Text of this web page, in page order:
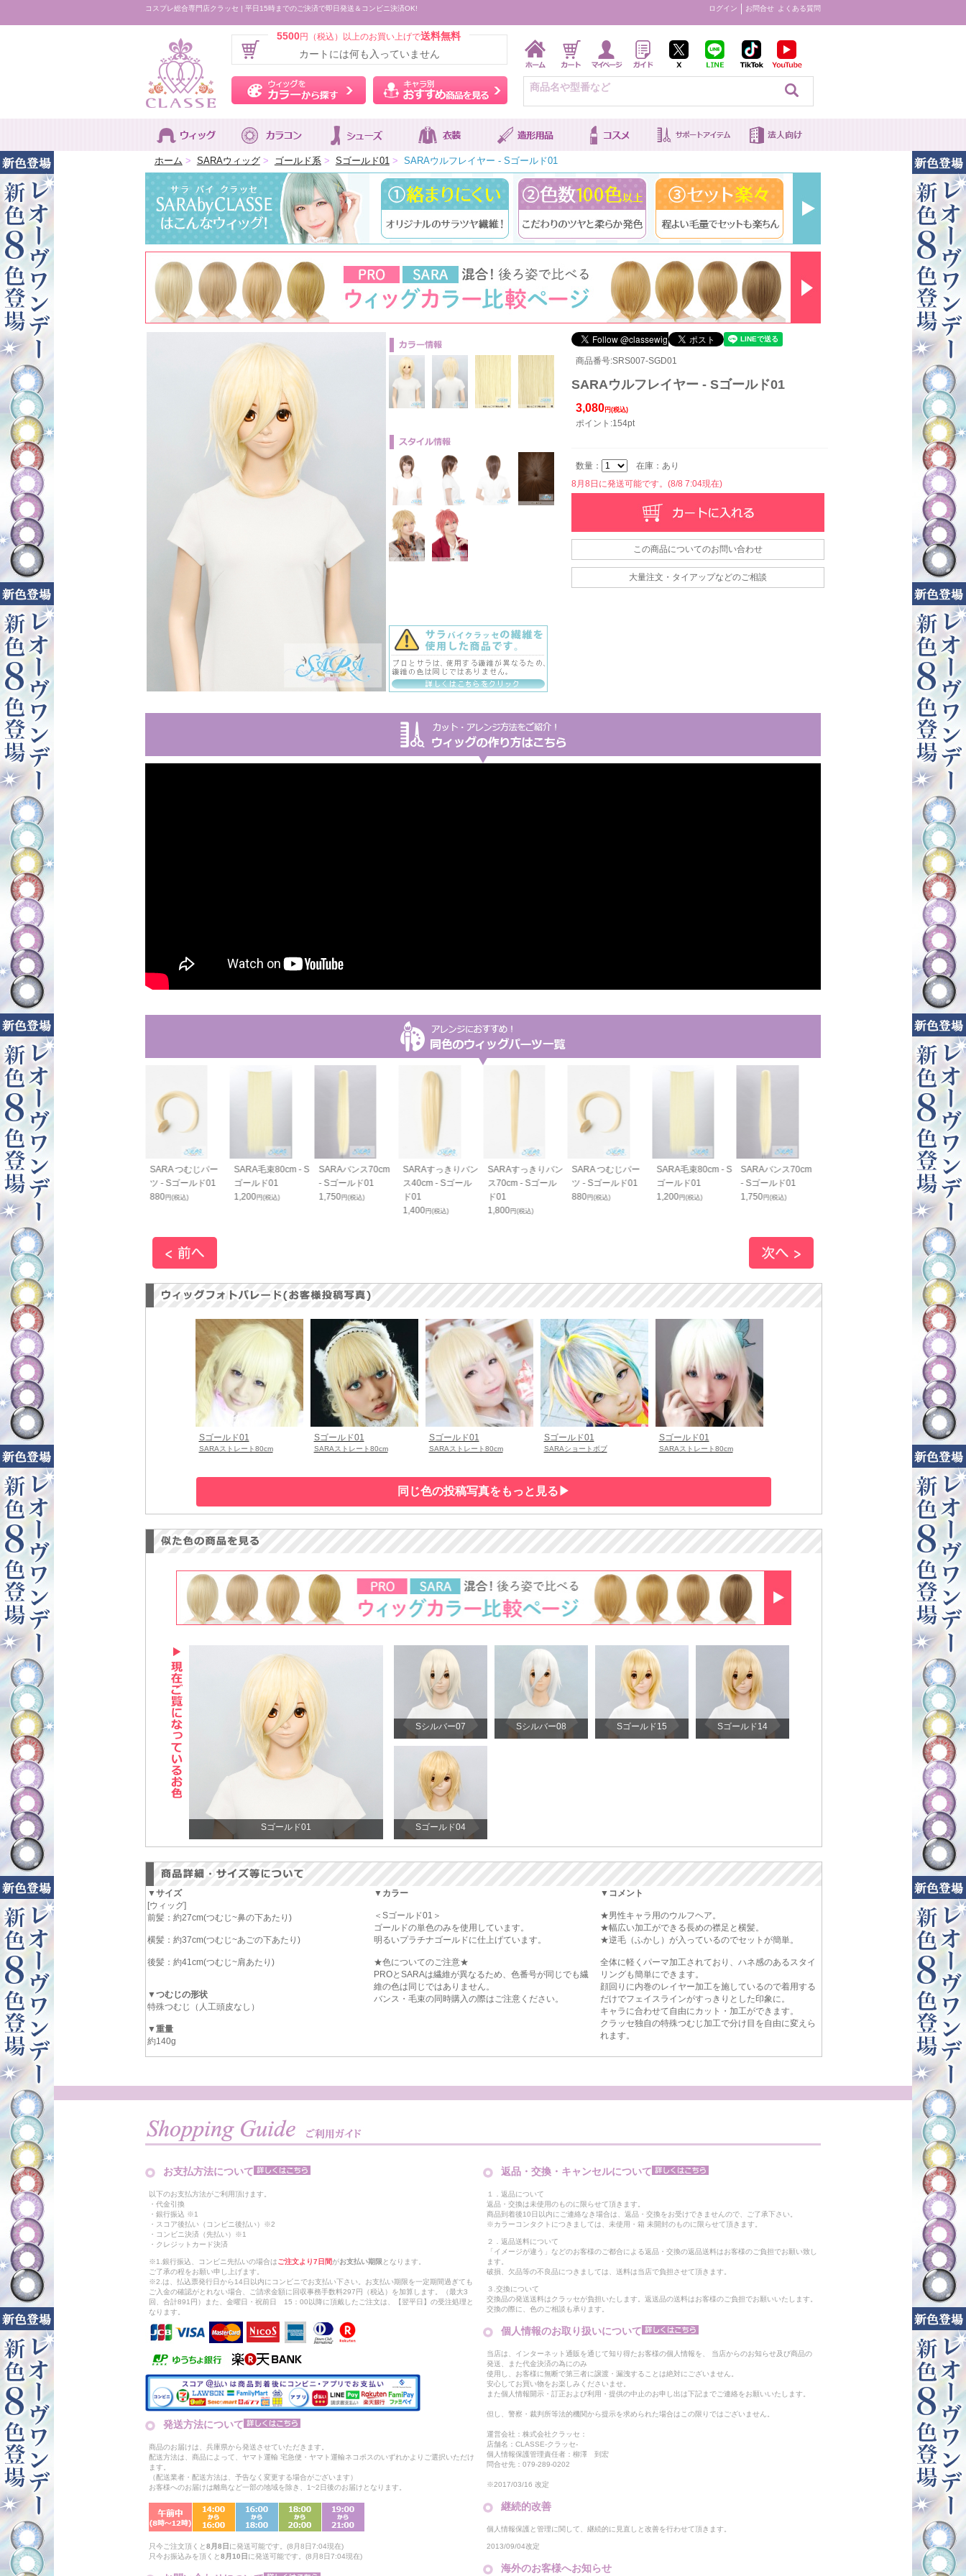
コスプレ総合専門店クラッセ | 平日15時までのご決済で即日発送＆コンビニ決済OK! ログイン お問合せ よくある質問
5500円（税込）以上のお買い上げで送料無料
カートには何も入っていません
ウィッグをカラーから探す キャラ別おすすめ商品を見る
ホーム > SARAウィッグ > ゴールド系 > Sゴールド01 > SARAウルフレイヤー - Sゴールド01
商品番号:SRS007-SGD01
SARAウルフレイヤー - Sゴールド01
3,080 円(税込)
ポイント:154pt
数量：
在庫：あり
8月8日に発送可能です。(8/8 7:04現在)
この商品についてのお問い合わせ
大量注文・タイアップなどのご相談
すっきりバン
- Sゴール
円(税込)
SARA つむじパー
ツ - Sゴールド01
880 円(税込)
SARA毛束80cm - S
ゴールド01
1,200 円(税込)
SARAバンス70cm
- Sゴールド01
1,750 円(税込)
SARAすっきりバン
ス40cm - Sゴール
ド01
1,400 円(税込)
SARAすっきりバン
ス70cm - Sゴール
ド01
1,800 円(税込)
SARA つむじパー
ツ - Sゴールド01
880 円(税込)
SARA毛束80cm - S
ゴールド01
1,200 円(税込)
SARAバンス70cm
- Sゴールド01
1,750 円(税込)
SARAすっき
ス70cm - Sゴ
ド01
1,800
Sゴールド01
SARAストレート80cm
Sゴールド01
SARAストレート80cm
Sゴールド01
SARAストレート80cm
Sゴールド01
SARAショートボブ
Sゴールド01
SARAストレート80cm
Sゴールド01
Sシルバー07 Sシルバー08 Sゴールド15 Sゴールド14
Sゴールド04
▼サイズ
[ウィッグ]
前髪：約27cm(つむじ~鼻の下あたり)
横髪：約37cm(つむじ~あごの下あたり)
後髪：約41cm(つむじ~肩あたり)
▼つむじの形状
特殊つむじ（人工頭皮なし）
▼重量
約140g
▼カラー
＜Sゴールド01＞
ゴールドの単色のみを使用しています。
明るいプラチナゴールドに仕上げています。
★色についてのご注意★
PROとSARAは繊維が異なるため、色番号が同じでも繊
維の色は同じではありません。
バンス・毛束の同時購入の際はご注意ください。
▼コメント
★男性キャラ用のウルフヘア。
★幅広い加工ができる長めの襟足と横髪。
★逆毛（ふかし）が入っているのでセットが簡単。
全体に軽くパーマ加工されており、ハネ感のあるスタイ
リングも簡単にできます。
顔回りに内巻のレイヤー加工を施しているので着用する
だけでフェイスラインがすっきりとした印象に。
キャラに合わせて自由にカット・加工ができます。
クラッセ独自の特殊つむじ加工で分け目を自由に変えら
れます。
お支払方法について
以下のお支払方法がご利用頂けます。
・代金引換
・銀行振込 ※1
・スコア後払い（コンビニ後払い）※2
・コンビニ決済（先払い）※1
・クレジットカード決済
※1.銀行振込、コンビニ先払いの場合はご注文より7日間がお支払い期限 となります。
ご了承の程をお願い申し上げます。
※2.は、払込票発行日から14日以内にコンビニでお支払い下さい。お支払い期限を一定期間過ぎても
ご入金の確認がとれない場合、ご請求金額に回収事務手数料297円（税込）を加算します。（最大3
回、合計891円）また、金曜日・祝前日 15：00以降に頂戴したご注文は、【翌平日】の受注処理と
なります。
発送方法について
商品のお届けは、兵庫県から発送させていただきます。
配送方法は、商品によって、ヤマト運輸 宅急便・ヤマト運輸ネコポスのいずれかよりご選択いただけ
ます。
（配送業者・配送方法は、予告なく変更する場合がございます）
お客様へのお届けは離島など一部の地域を除き、1~2日後のお届けとなります。
只今ご注文頂くと8月8日 に発送可能です。(8月8日7:04現在)
只今お振込みを頂くと8月10日 に発送可能です。(8月8日7:04現在)
返品・交換・キャンセルについて
１．返品について
返品・交換は未使用のものに限らせて頂きます。
商品到着後10日以内にご連絡なき場合は、返品・交換をお受けできませんので、ご了承下さい。
※カラーコンタクトにつきましては、未使用・箱 未開封のものに限らせて頂きます。
２．返品送料について
「イメージが違う」などのお客様のご都合による返品・交換の返品送料はお客様のご負担でお願い致し
ます。
破損、欠品等の不良品につきましては、送料は当店で負担させて頂きます。
３.交換について
交換品の発送送料はクラッセが負担いたします。返送品の送料はお客様のご負担でお願いいたします。
交換の際に、色のご相談も承ります。
個人情報のお取り扱いについて
当店は、インターネット通販を通じて知り得たお客様の個人情報を、 当店からのお知らせ及び商品の
発送、また代金決済の為にのみ
使用し、お客様に無断で第三者に譲渡・漏洩することは絶対にございません。
安心してお買い物をお楽しみくださいませ。
また個人情報開示・訂正および利用・提供の中止のお申し出は下記までご連絡をお願いいたします。
但し、警察・裁判所等法的機関から提示を求められた場合はこの限りではございません。
運営会社：株式会社クラッセ：
店舗名：CLASSE-クラッセ-
個人情報保護管理責任者：柳澤 到宏
問合せ先：079-289-0202
※2017/03/16 改定
継続的改善
個人情報保護と管理に関して、継続的に見直しと改善を行わせて頂きます。
2013/09/04改定
海外のお客様へお知らせ